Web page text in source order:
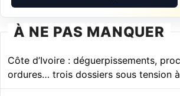
À NE PAS MANQUER
Côte d’Ivoire : déguerpissements,
ordures… trois dossiers sous tension